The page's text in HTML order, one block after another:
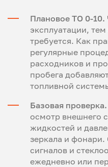
Плановое ТО 0-10.
эксплуатации,
требуется. Как
регулярные
расходников и
пробега
топливной
Базовая проверка.
осмотр внешнего
жидкостей и
зеркала и
сигналов и
ежедневно или